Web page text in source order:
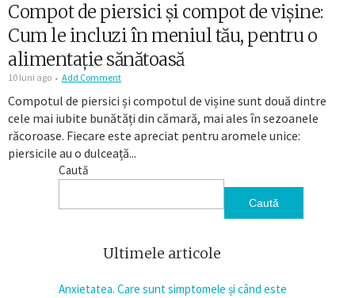
Compot de piersici și compot de vișine:
Cum le incluzi în meniul tău, pentru o
alimentație sănătoasă
10 luni ago Add Comment
Compotul de piersici și compotul de vișine sunt două dintre
cele mai iubite bunătăți din cămară, mai ales în sezoanele
răcoroase. Fiecare este apreciat pentru aromele unice:
piersicile au o dulceață...
Caută
Caută
Ultimele articole
Anxietatea. Care sunt simptomele și când este